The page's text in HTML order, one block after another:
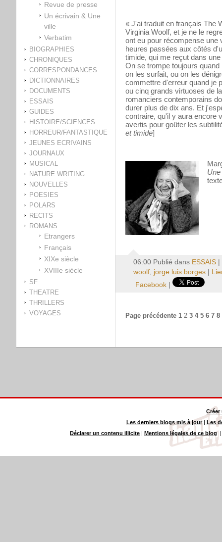
Revue de presse
Un écrivain & Une
ville
Verbatim
BIOGRAPHIES
CHRONIQUES
CORRESPONDANCES
DICTIONNAIRES
DOCUMENTS
ESSAIS
GUIDES
HISTOIRE/SCIENCES
HORREUR/FANTASTIQUE
JEUNES ECRIVAINS
JOURNAUX
MUSICAL
NATURE WRITING
NOUVELLES
POESIES
POLARS
RECITS
ROMANS
Etrangers
Français
XIXe siècle
XVIIIe siècle
SF
THEATRE
THRILLERS
VOYAGES
« J'ai traduit en français The
Virginia Woolf, et je ne le
ont eu pour récompense une
heures passées aux côtés
timide, qui me reçut dans
On se trompe toujours
on les surfait, ou on les
commettre d'erreur quand je
ou cinq grands virtuoses de
romanciers contemporains
durer plus de dix ans. Et
contraire, qu'il y aura encore
avertis pour goûter les
et timide]
06:00 Publié dans ESSAIS|
woolf, jorge luis borges|
Facebook|
Page précédente 1 2 3 4 5 6 7 8
Créer
Les derniers blogs mis à jour| Les
Déclarer un contenu illicite | Mentions légales de ce blog